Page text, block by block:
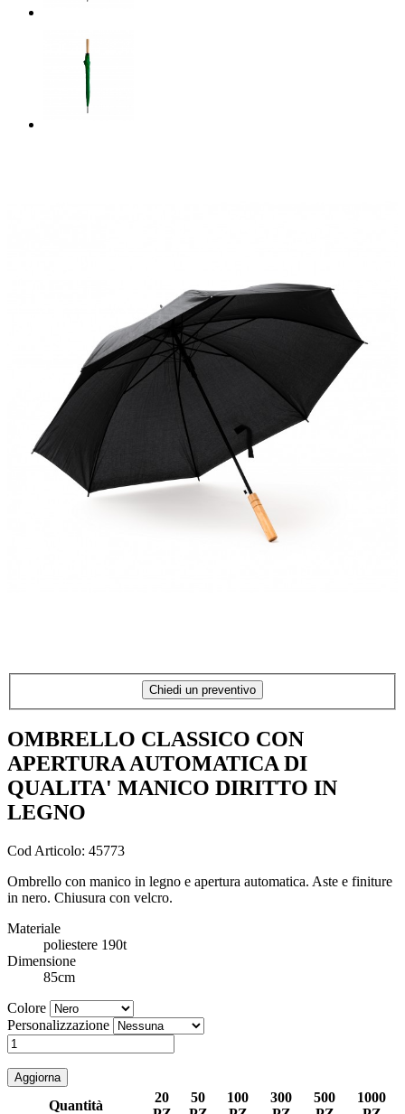
Chiedi un preventivo
OMBRELLO CLASSICO CON
APERTURA AUTOMATICA DI
QUALITA' MANICO DIRITTO IN
LEGNO
Cod Articolo: 45773
Ombrello con manico in legno e apertura automatica. Aste e finiture
in nero. Chiusura con velcro.
Materiale
poliestere 190t
Dimensione
85cm
Colore
Personalizzazione
Quantità
20
50
100
300
500
1000